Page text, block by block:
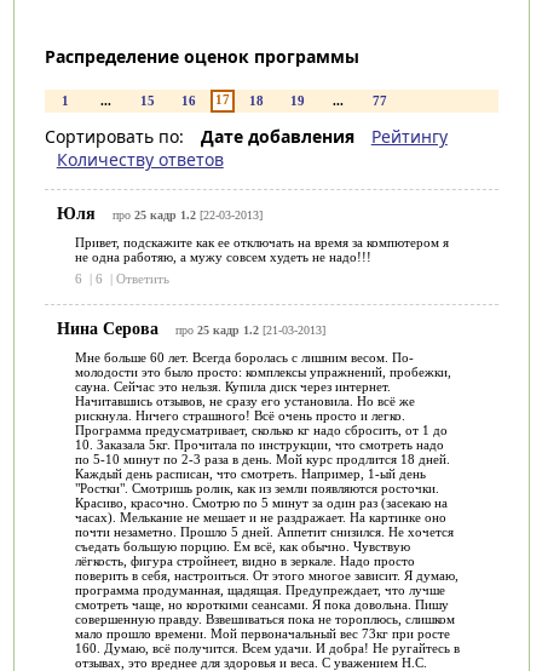
Распределение оценок программы
1 ... 15 16 17 18 19 ... 77
Сортировать по: Дате добавления
Рейтингу
Количеству ответов
Юля про 25 кадр 1.2[22-03-2013]
Привет, подскажите как ее отключать на время за компютером я
не одна работяю, а мужу совсем худеть не надо!!!
6
| 6 | Ответить
Нина Серова про 25 кадр 1.2[21-03-2013]
Мне больше 60 лет. Всегда боролась с лишним весом. По-
молодости это было просто: комплексы упражнений, пробежки,
сауна. Сейчас это нельзя. Купила диск через интернет.
Начитавшись отзывов, не сразу его установила. Но всё же
рискнула. Ничего страшного! Всё очень просто и легко.
Программа предусматривает, сколько кг надо сбросить, от 1 до
10. Заказала 5кг. Прочитала по инструкции, что смотреть надо
по 5-10 минут по 2-3 раза в день. Мой курс продлится 18 дней.
Каждый день расписан, что смотреть. Например, 1-ый день
"Ростки". Смотришь ролик, как из земли появляются росточки.
Красиво, красочно. Смотрю по 5 минут за один раз (засекаю на
часах). Мелькание не мешает и не раздражает. На картинке оно
почти незаметно. Прошло 5 дней. Аппетит снизился. Не хочется
съедать большую порцию. Ем всё, как обычно. Чувствую
лёгкость, фигура стройнеет, видно в зеркале. Надо просто
поверить в себя, настроиться. От этого многое зависит. Я думаю,
программа продуманная, щадящая. Предупреждает, что лучше
смотреть чаще, но короткими сеансами. Я пока довольна. Пишу
совершенную правду. Взвешиваться пока не тороплюсь, слишком
мало прошло времени. Мой первоначальный вес 73кг при росте
160. Думаю, всё получится. Всем удачи. И добра! Не ругайтесь в
отзывах, это вреднее для здоровья и веса. С уважением Н.С.